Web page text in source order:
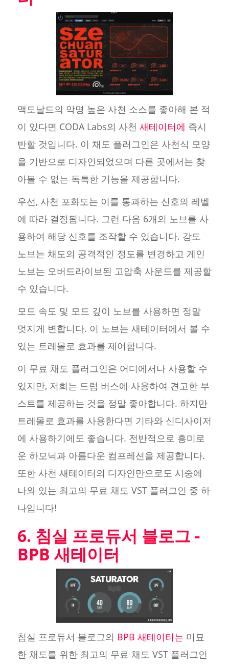
맥도날드의 악명 높은 사천 소스를 좋아해 본 적
이 있다면 CODA Labs의 사천 새테이터에 즉시
반할 것입니다. 이 채도 플러그인은 사천식 모양
을 기반으로 디자인되었으며 다른 곳에서는 찾
아볼 수 없는 독특한 기능을 제공합니다.
우선, 사천 포화도는 이를 통과하는 신호의 레벨
에 따라 결정됩니다. 그런 다음 6개의 노브를 사
용하여 해당 신호를 조작할 수 있습니다. 강도
노브는 채도의 공격적인 정도를 변경하고 게인
노브는 오버드라이브된 고압축 사운드를 제공할
수 있습니다.
모드 속도 및 모드 깊이 노브를 사용하면 정말
멋지게 변합니다. 이 노브는 새테이터에서 볼 수
있는 트레몰로 효과를 제어합니다.
이 무료 채도 플러그인은 어디에서나 사용할 수
있지만, 저희는 드럼 버스에 사용하여 견고한 부
스트를 제공하는 것을 정말 좋아합니다. 하지만
트레몰로 효과를 사용한다면 기타와 신디사이저
에 사용하기에도 좋습니다. 전반적으로 흥미로
운 하모닉과 아름다운 컴프레션을 제공합니다.
또한 사천 새테이터의 디자인만으로도 시중에
나와 있는 최고의 무료 채도 VST 플러그인 중 하
나입니다!
6. 침실 프로듀서 블로그 -
BPB 새테이터
침실 프로듀서 블로그의 BPB 새테이터는 미묘
한 채도를 위한 최고의 무료 채도 VST 플러그인